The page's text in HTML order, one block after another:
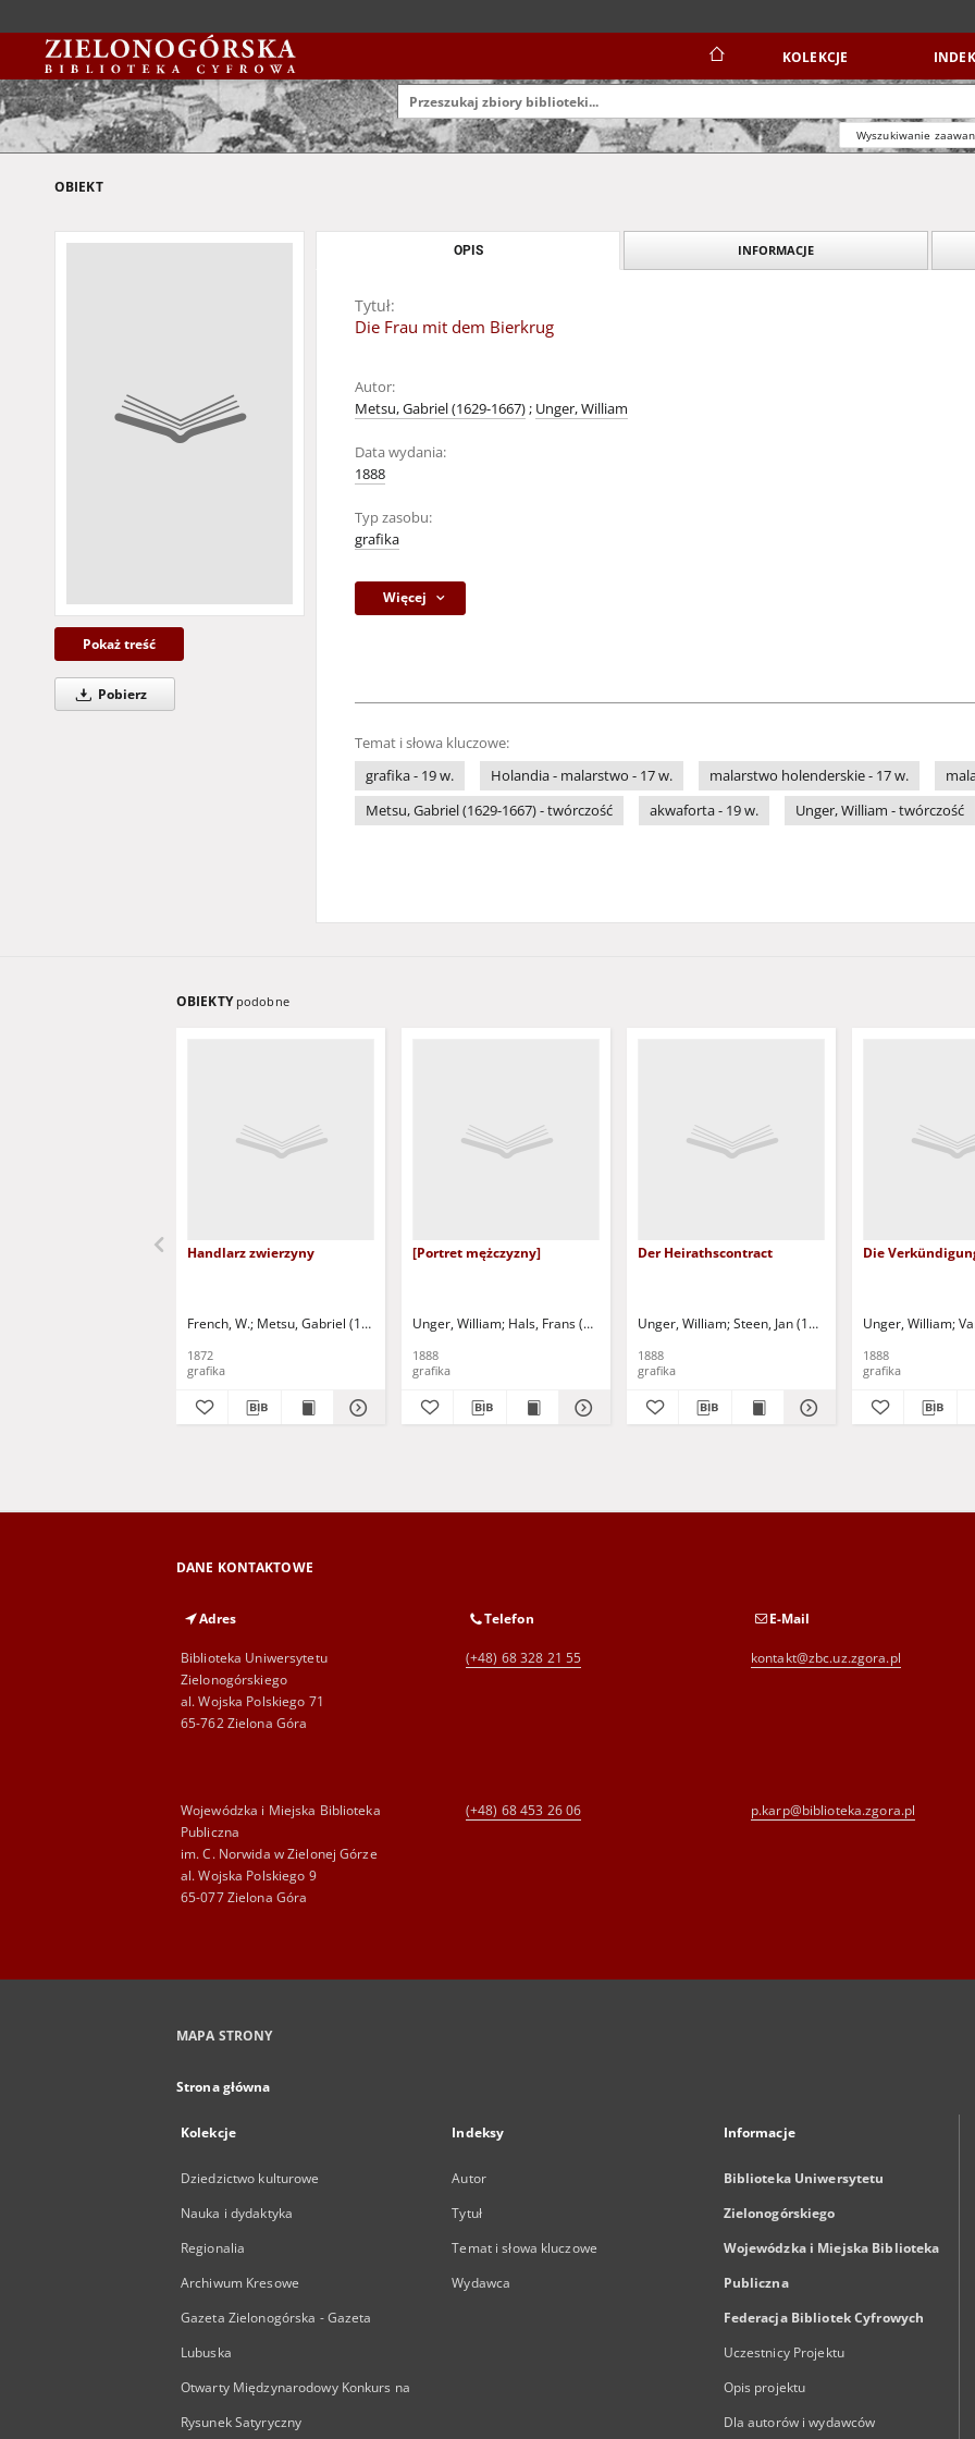
KOLEKCJE
Wyszukiwanie
OBIEKT
Pokaż treść
Pobierz
OPIS INFORMACJE
Tytuł:
Die Frau mit dem Bierkrug
Autor:
Metsu, Gabriel (1629-1667); Unger, William
Data wydania:
1888
Typ zasobu:
grafika
Więcej
Temat i słowa kluczowe:
grafika - 19 w.
Holandia - malarstwo - 17 w. malarstwo holenderskie - 17 w.
Metsu, Gabriel (1629-1667) - twórczość
akwaforta - 19 w. Unger, William - twórczość
OBIEKTY podobne
Handlarz zwierzyny
French, W. Metsu, Gabriel (1629-1667)
1872
grafika
[Portret mężczyzny]
Unger, William Hals, Frans (1581/1585-1666) Leipzig: F. A. Brockhaus
1888
grafika
Der Heirathscontract
Unger, William Steen, Jan (1626-1679) Leipzig: F. A.
1888
grafika
Die
Unger, William
1888
grafika
DANE KONTAKTOWE
Adres
Biblioteka Uniwersytetu
Zielonogórskiego
al. Wojska Polskiego 71
65-762 Zielona Góra
Telefon
(+48) 68 328 21 55
E-Mail
kontakt@zbc.uz.zgora.pl
Wojewódzka i Miejska Biblioteka
Publiczna
im. C. Norwida w Zielonej Górze
al. Wojska Polskiego 9
65-077 Zielona Góra
(+48) 68 453 26 06 p.karp@biblioteka.zgora.pl
MAPA STRONY
Strona główna
Kolekcje
Dziedzictwo kulturowe
Nauka i dydaktyka
Regionalia
Archiwum Kresowe
Gazeta Zielonogórska - Gazeta
Lubuska
Otwarty Międzynarodowy Konkurs na
Rysunek Satyryczny
Indeksy
Autor
Tytuł
Temat i słowa kluczowe
Wydawca
Informacje
Biblioteka Uniwersytetu
Zielonogórskiego
Wojewódzka i Miejska Biblioteka
Publiczna
Federacja Bibliotek Cyfrowych
Uczestnicy Projektu
Opis projektu
Dla autorów i wydawców